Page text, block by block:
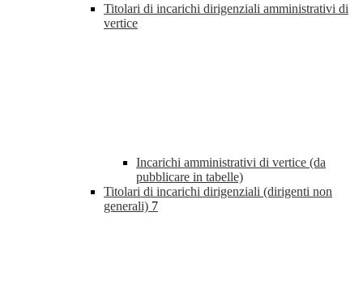
Titolari di incarichi dirigenziali amministrativi di
vertice
Incarichi amministrativi di vertice (da
pubblicare in tabelle)
Titolari di incarichi dirigenziali (dirigenti non
generali) 7